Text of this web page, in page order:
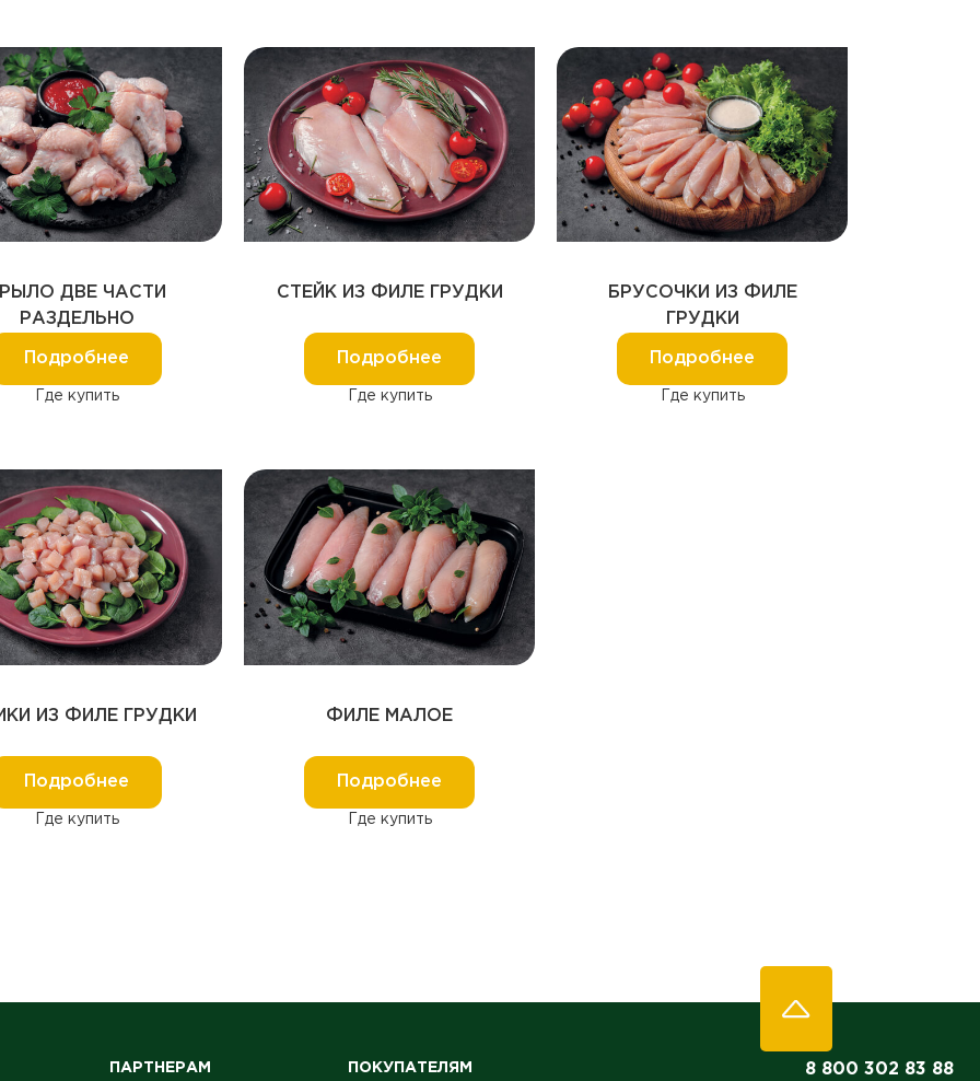
ДВЕ ЧАСТИ
РАЗДЕЛЬНО
Подробнее
Где купить
СТЕЙК ИЗ ФИЛЕ ГРУДКИ
Подробнее
Где купить
БРУСОЧКИ ИЗ ФИЛЕ
ГРУДКИ
Подробнее
Где купить
ИЗ ФИЛЕ ГРУДКИ
Подробнее
Где купить
ФИЛЕ МАЛОЕ
Подробнее
Где купить
ПАРТНЕРАМ ПОКУПАТЕЛЯМ 8 800 302 83 88